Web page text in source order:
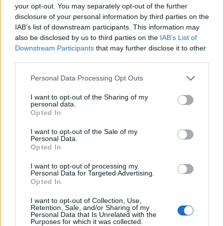
your opt-out. You may separately opt-out of the further
disclosure of your personal information by third parties on the
IAB’s list of downstream participants. This information may
also be disclosed by us to third parties on the IAB’s List of
Downstream Participants that may further disclose it to other
Please note that this website/app uses one or more Google
not limited to your visit or usage behaviour. You may click to
grant or deny consent to Google and its third-party tags to
use your data for below specified purposes in below Google
consent section.
Personal Data Processing Opt Outs
I want to opt-out of the Sharing of my
personal data.
Opted In
I want to opt-out of the Sale of my
Personal Data.
Opted In
I want to opt-out of processing my
Personal Data for Targeted Advertising.
Opted In
I want to opt-out of Collection, Use,
Retention, Sale, and/or Sharing of my
Personal Data that Is Unrelated with the
Purposes for which it was collected.
Παράλληλα, αρκετοί νιώθουν περήφανοι και για
τον ίδιο τον ελληνικό λαό, τον οποίο
χαρακτηρίζουν φιλόξενο, ζεστό και ανθρώπινο.
Τα ίδια συναισθήματα όμως νιώθουν έντονα και οι
Ισπανοί οι οποίοι στέκονται περισσότερο σε
των πολιτών αλλά και για τη φιλοξενία και την
εργατικότητα, χαρακτηριστικό που
υπερθεματίζουν για την κοινωνία τους.
Στην Ουγγαρία, ωστόσο, τα συναισθήματα
εμφανίζονται πιο μοιρασμένα καθώς ενώ
δηλώνουν υπερήφανοι για την ιστορία και τον λαό
τους, δεν αισθάνονται το ίδιο για το πολιτικός τους
σύστημα (η έρευνα πραγματοποιήθηκε ενώ ο